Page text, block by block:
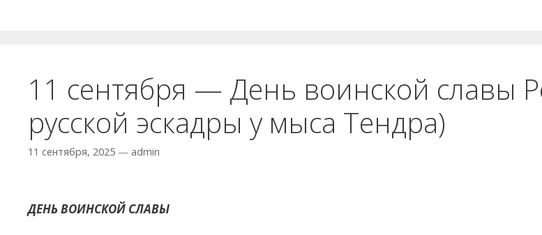
11 сентября — День воинской славы
русской эскадры у мыса Тендра)
11 сентября, 2025 — admin
ДЕНЬ ВОИНСКОЙ СЛАВЫ